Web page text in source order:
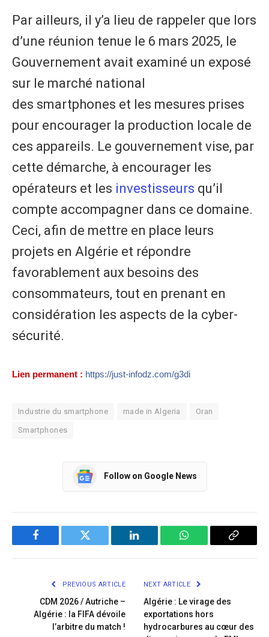
Par ailleurs, il y’a lieu de rappeler que lors
d’une réunion tenue le 6 mars 2025, le
Gouvernement avait examiné un exposé
sur le marché national
des smartphones et les mesures prises
pour encourager la production locale de
ces appareils. Le gouvernement vise, par
cette démarche, à encourager les
opérateurs et les investisseurs qu’il
compte accompagner dans ce domaine.
Ceci, afin de mettre en place leurs
projets en Algérie et répondre
favorablement aux besoins des
consommateurs, tout en prenant en
considération les aspects de la cyber-
sécurité.
Lien permanent : https://just-infodz.com/g3di
Industrie du smartphone made in Algeria Oran
Smartphones
Follow on Google News
Facebook Twitter LinkedIn WhatsApp Copy
PREVIOUS ARTICLE
CDM 2026 / Autriche –
Algérie : la FIFA dévoile
l’arbitre du match !
NEXT ARTICLE
Algérie : Le virage des
exportations hors
hydrocarbures au cœur des